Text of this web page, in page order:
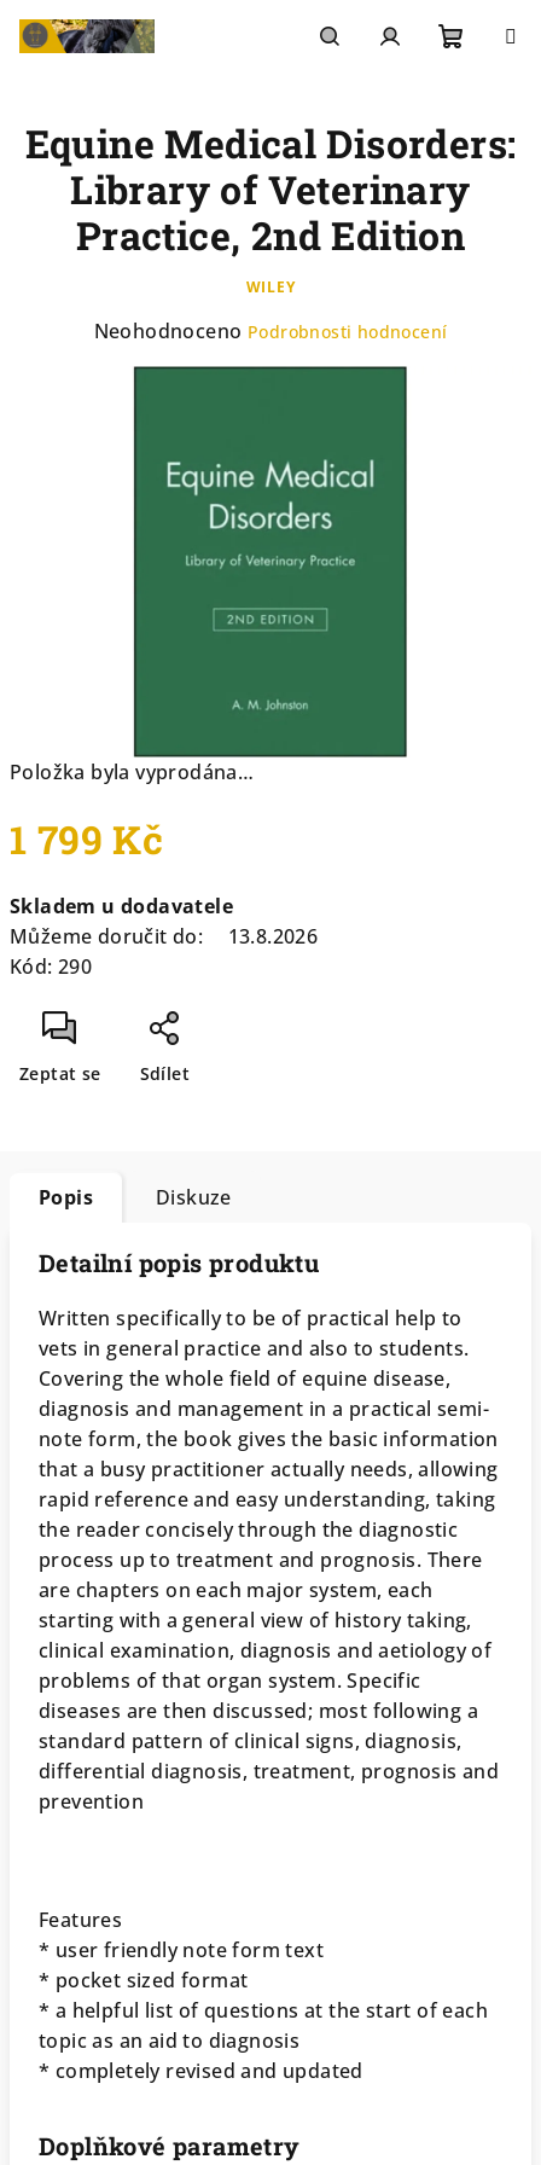
Přejít
na
košík
Položka byla vyprodána…
1 799 Kč
cena:
Skladem u dodavatele
Můžeme doručit do:
13.8.2026
Kód: 290
Zeptat se Sdílet
Equine Medical Disorders:
Library of Veterinary
Practice, 2nd Edition
WILEY
Průměrné
hodnocení
Neohodnoceno Podrobnosti hodnocení
Popis Diskuze
Detailní popis produktu
Written specifically to be of practical help to
vets in general practice and also to students.
Covering the whole field of equine disease,
diagnosis and management in a practical semi-
note form, the book gives the basic information
that a busy practitioner actually needs, allowing
rapid reference and easy understanding, taking
the reader concisely through the diagnostic
process up to treatment and prognosis. There
are chapters on each major system, each
starting with a general view of history taking,
clinical examination, diagnosis and aetiology of
problems of that organ system. Specific
diseases are then discussed; most following a
standard pattern of clinical signs, diagnosis,
differential diagnosis, treatment, prognosis and
prevention
Features
* user friendly note form text
* pocket sized format
* a helpful list of questions at the start of each
topic as an aid to diagnosis
* completely revised and updated
Doplňkové parametry